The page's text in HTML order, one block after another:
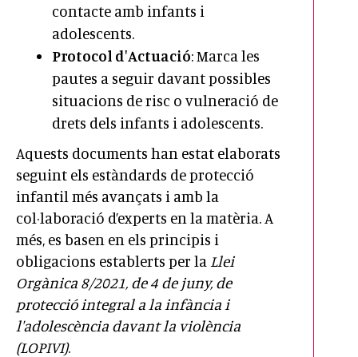
contacte amb infants i
adolescents.
Protocol d'Actuació: Marca les
pautes a seguir davant possibles
situacions de risc o vulneració de
drets dels infants i adolescents.
Aquests documents han estat elaborats
seguint els estàndards de protecció
infantil més avançats i amb la
col·laboració d’experts en la matèria. A
més, es basen en els principis i
obligacions establerts per la Llei
Orgànica 8/2021, de 4 de juny, de
protecció integral a la infància i
l'adolescència davant la violència
(LOPIVI).